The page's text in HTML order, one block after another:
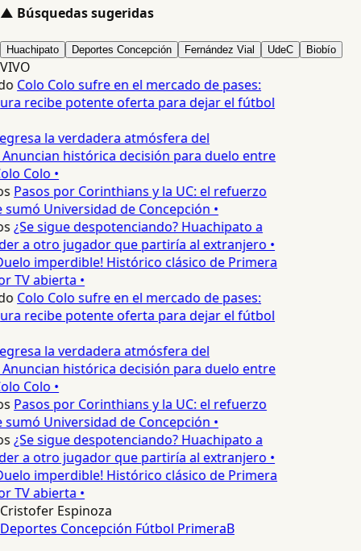
▲ Búsquedas sugeridas
Huachipato Deportes Concepción Fernández Vial UdeC Biobío
VIVO
Colo Colo sufre en el mercado de pases:
recibe potente oferta para dejar el fútbol
la verdadera atmósfera del
histórica decisión para duelo entre
Colo •
Pasos por Corinthians y la UC: el refuerzo
Universidad de Concepción •
¿Se sigue despotenciando? Huachipato a
a otro jugador que partiría al extranjero •
imperdible! Histórico clásico de Primera
TV abierta •
Colo Colo sufre en el mercado de pases:
recibe potente oferta para dejar el fútbol
la verdadera atmósfera del
histórica decisión para duelo entre
Colo •
Pasos por Corinthians y la UC: el refuerzo
Universidad de Concepción •
¿Se sigue despotenciando? Huachipato a
a otro jugador que partiría al extranjero •
imperdible! Histórico clásico de Primera
TV abierta •
Cristofer Espinoza
Deportes Concepción Fútbol PrimeraB